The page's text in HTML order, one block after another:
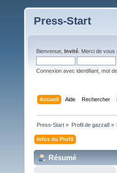
Press-Start
Bienvenue, Invité . Merci de vous
Connexion avec identifiant, mot
Accueil Aide Rechercher
Press-Start » Profil de gazza8»
Infos du Profil
Résumé